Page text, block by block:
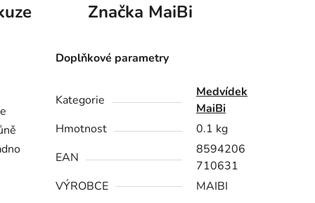
Značka MaiBi
Doplňkové parametry
Kategorie
Medvídek
MaiBi
Hmotnost
0.1 kg
EAN
8594206
710631
VÝROBCE
MAIBI